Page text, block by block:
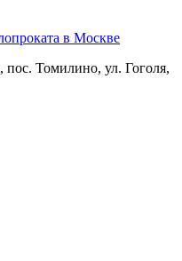
Томилино, ул. Гоголя,